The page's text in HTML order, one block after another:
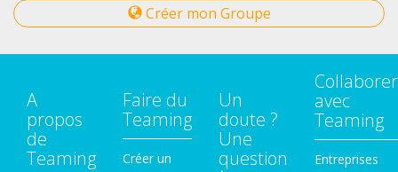
Créer mon Groupe
A
propos
de
Teaming
Faire du
Teaming
Créer un
Un
doute ?
Une
question
Collaborer
avec
Teaming
Entreprises